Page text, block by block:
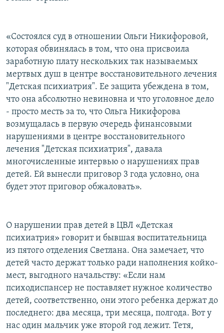
«Состоялся суд в отношении Ольги Никифоровой,
которая обвинялась в том, что она присвоила
заработную плату нескольких так называемых
мертвых душ в центре восстановительного лечения
"Детская психиатрия". Ее защита убеждена в том,
что она абсолютно невиновна и что уголовное дело
- просто месть за то, что Ольга Никифорова
возмущалась в первую очередь финансовыми
нарушениями в центре восстановительного
лечения "Детская психиатрия", давала
многочисленные интервью о нарушениях прав
детей. Ей вынесли приговор 3 года условно, она
будет этот приговор обжаловать».
О нарушении прав детей в ЦВЛ «Детская
психиатрия» говорит и бывшая воспитательница
из пятого отделения Светлана. Она замечает, что
детей часто держат только ради наполнения койко-
мест, выгодного начальству: «Если нам
психодиспансер не поставляет нужное количество
детей, соответственно, они этого ребенка держат до
последнего: два месяца, три месяца, полгода. Вот у
нас один мальчик уже второй год лежит. Тетя,